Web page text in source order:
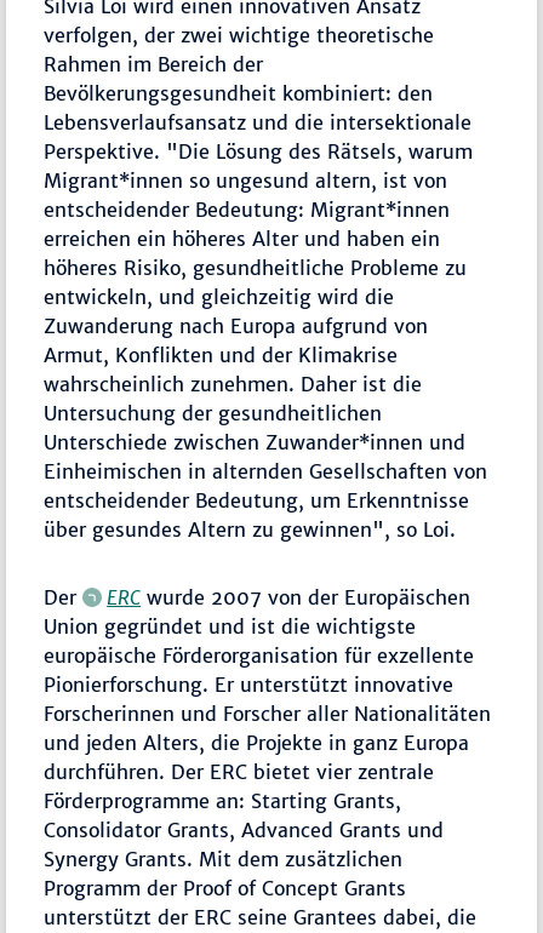
Silvia Loi wird einen innovativen Ansatz
verfolgen, der zwei wichtige theoretische
Rahmen im Bereich der
Bevölkerungsgesundheit kombiniert: den
Lebensverlaufsansatz und die intersektionale
Perspektive. "Die Lösung des Rätsels, warum
Migrant*innen so ungesund altern, ist von
entscheidender Bedeutung: Migrant*innen
erreichen ein höheres Alter und haben ein
höheres Risiko, gesundheitliche Probleme zu
entwickeln, und gleichzeitig wird die
Zuwanderung nach Europa aufgrund von
Armut, Konflikten und der Klimakrise
wahrscheinlich zunehmen. Daher ist die
Untersuchung der gesundheitlichen
Unterschiede zwischen Zuwander*innen und
Einheimischen in alternden Gesellschaften von
entscheidender Bedeutung, um Erkenntnisse
über gesundes Altern zu gewinnen", so Loi.
Der ERC wurde 2007 von der Europäischen
Union gegründet und ist die wichtigste
europäische Förderorganisation für exzellente
Pionierforschung. Er unterstützt innovative
Forscherinnen und Forscher aller Nationalitäten
und jeden Alters, die Projekte in ganz Europa
durchführen. Der ERC bietet vier zentrale
Förderprogramme an: Starting Grants,
Consolidator Grants, Advanced Grants und
Synergy Grants. Mit dem zusätzlichen
Programm der Proof of Concept Grants
unterstützt der ERC seine Grantees dabei, die